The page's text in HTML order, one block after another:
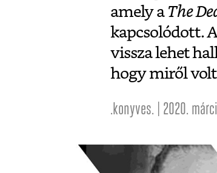
amely a The
kapcsolódott.
vissza lehet
hogy miről volt
.konyves. | 2020.